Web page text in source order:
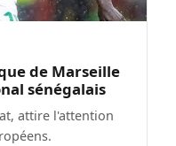
de Marseille
sénégalais
attire l'attention